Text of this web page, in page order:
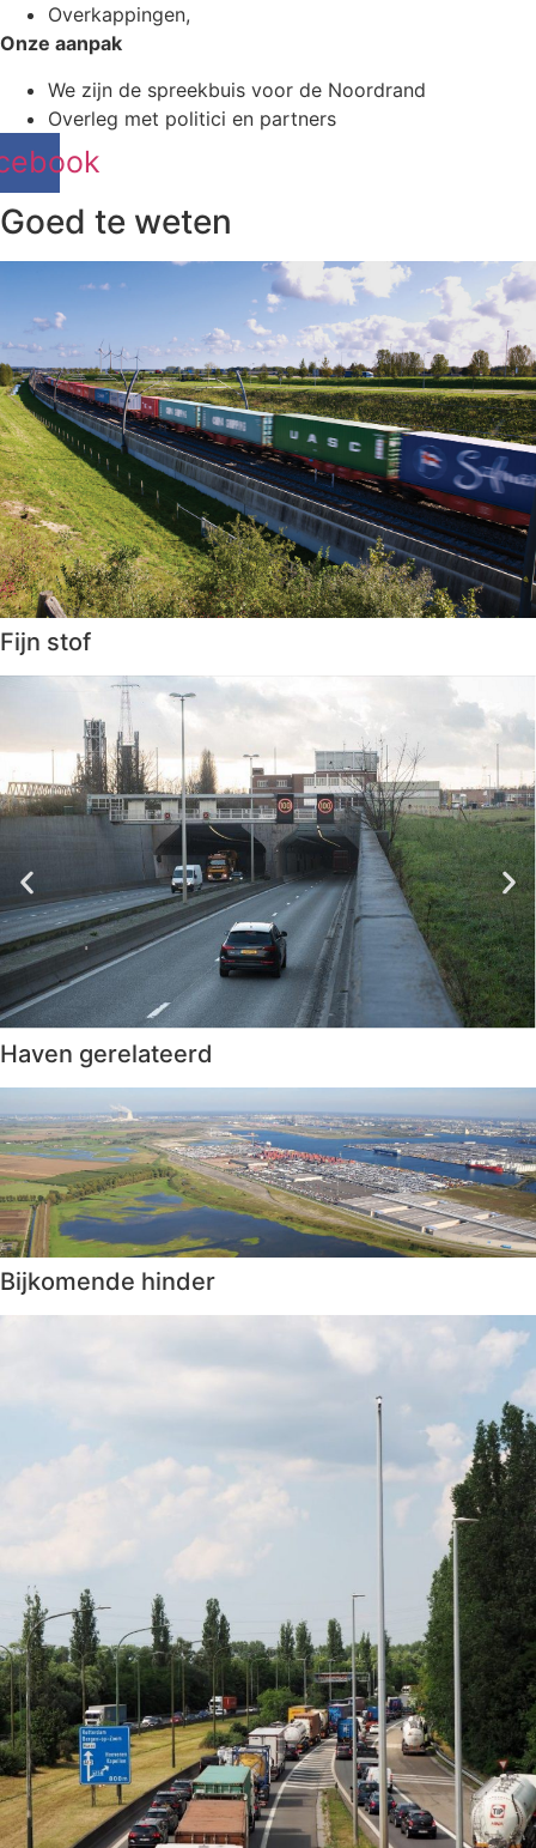
Overkappingen,
Onze aanpak
We zijn de spreekbuis voor de Noordrand
Overleg met politici en partners
Goed te weten
Fijn stof
Haven gerelateerd
Bijkomende hinder